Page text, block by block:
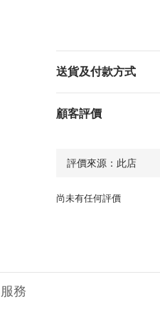
送貨及付款方式
顧客評價
尚未有任何評價
務